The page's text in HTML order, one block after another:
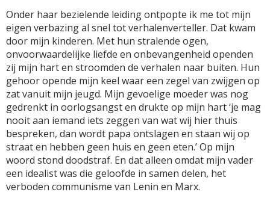
Onder haar bezielende leiding ontpopte ik me tot mijn
eigen verbazing al snel tot verhalenverteller. Dat kwam
door mijn kinderen. Met hun stralende ogen,
onvoorwaardelijke liefde en onbevangenheid openden
zij mijn hart en stroomden de verhalen naar buiten. Hun
gehoor opende mijn keel waar een zegel van zwijgen op
zat vanuit mijn jeugd. Mijn gevoelige moeder was nog
gedrenkt in oorlogsangst en drukte op mijn hart ‘je mag
nooit aan iemand iets zeggen van wat wij hier thuis
bespreken, dan wordt papa ontslagen en staan wij op
straat en hebben geen huis en geen eten.’ Op mijn
woord stond doodstraf. En dat alleen omdat mijn vader
een idealist was die geloofde in samen delen, het
verboden communisme van Lenin en Marx.